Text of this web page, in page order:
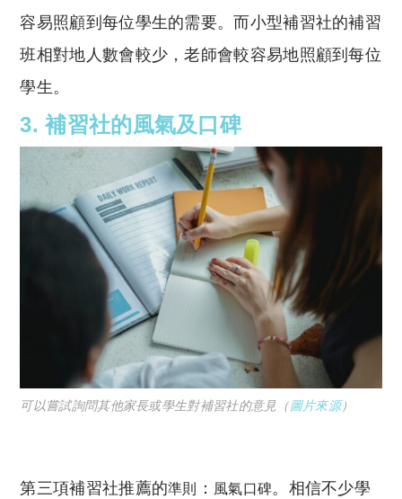
容易照顧到每位學生的需要。而小型補習社的補習
班相對地人數會較少，老師會較容易地照顧到每位
學生。
3.補習社的風氣及口碑
可以嘗試詢問其他家長或學生對補習社的意見（圖片來源）
第三項補習社推薦的準則 ： 風氣口碑。相信不少學